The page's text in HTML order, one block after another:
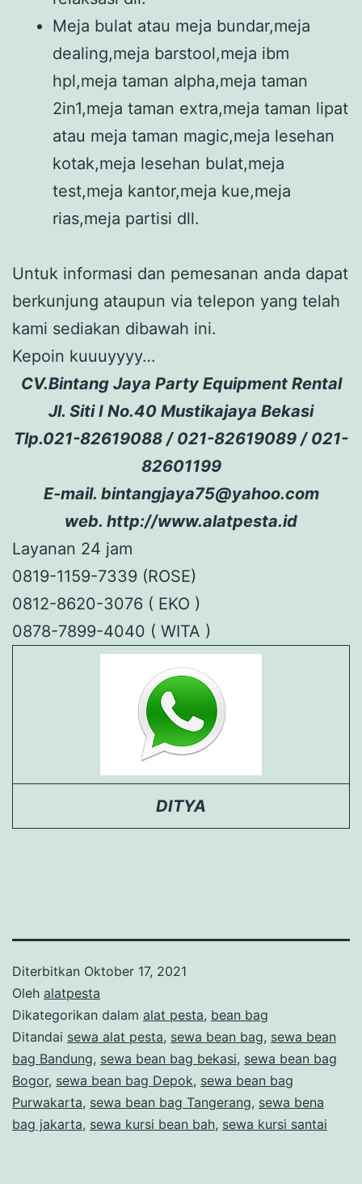
Meja bulat atau meja bundar,meja
dealing,meja barstool,meja ibm
hpl,meja taman alpha,meja taman
2in1,meja taman extra,meja taman lipat
atau meja taman magic,meja lesehan
kotak,meja lesehan bulat,meja
test,meja kantor,meja kue,meja
rias,meja partisi dll.
Untuk informasi dan pemesanan anda dapat
berkunjung ataupun via telepon yang telah
kami sediakan dibawah ini.
Kepoin kuuuyyyy…
CV.Bintang Jaya Party Equipment Rental
Jl. Siti I No.40 Mustikajaya Bekasi
Tlp.021-82619088 / 021-82619089 / 021-
82601199
E-mail. bintangjaya75@yahoo.com
web. http://www.alatpesta.id
Layanan 24 jam
0819-1159-7339 (ROSE)
0812-8620-3076 ( EKO )
0878-7899-4040 ( WITA )
DITYA
Diterbitkan Oktober 17, 2021
Oleh alatpesta
Dikategorikan dalam alat pesta, bean bag
Ditandai sewa alat pesta, sewa bean bag, sewa bean
bag Bandung, sewa bean bag bekasi, sewa bean bag
Bogor, sewa bean bag Depok, sewa bean bag
Purwakarta, sewa bean bag Tangerang, sewa bena
bag jakarta, sewa kursi bean bah, sewa kursi santai